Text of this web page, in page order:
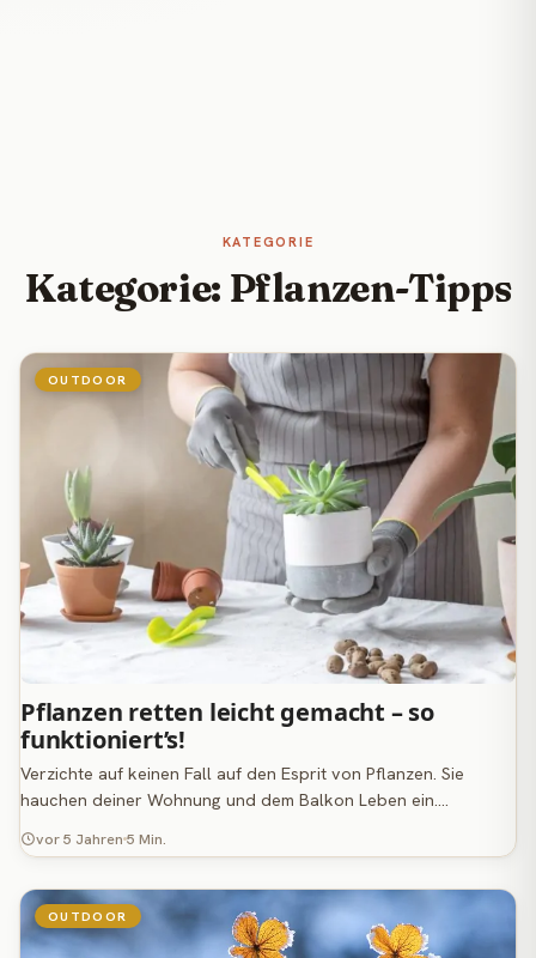
KATEGORIE
Kategorie: Pflanzen-Tipps
OUTDOOR
Pflanzen retten leicht gemacht – so
funktioniert’s!
Verzichte auf keinen Fall auf den Esprit von Pflanzen. Sie
hauchen deiner Wohnung und dem Balkon Leben ein.…
vor 5 Jahren 5 Min.
OUTDOOR